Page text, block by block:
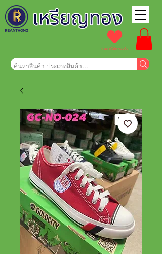
รายการโปรดของฉัน